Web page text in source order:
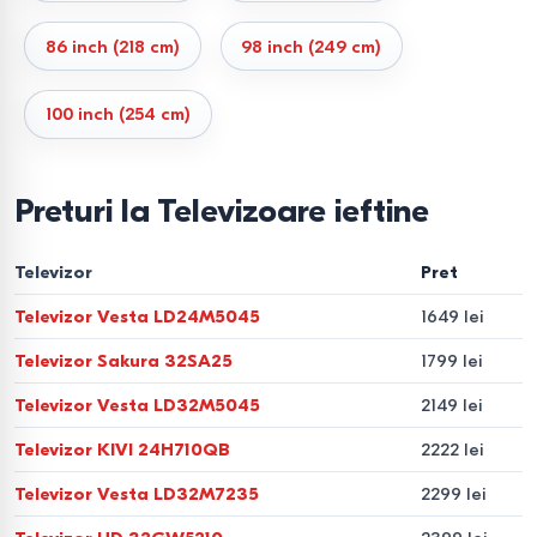
Mini-LED Ridicat
Foarte
ridicată
Excelent
Perfect
Rezoluția și diagonala: cum
alegi corect
4K este standardul optimpentru majoritatea
utilizatorilor. Rezoluția 8K nu oferă beneficii reale în lipsa
conținutului, iar Full HD rămâne relevant doar pentru
diagonale mici.
32–43″ — distanță până la 2 m
65″ — 2,5–3 m
86 inch (218 cm) 98 inch (249 cm)
100 inch (254 cm)
Preturi la Televizoare ieftine
Televizor Pret
Televizor Vesta LD24M5045 1649 lei
Televizor Sakura 32SA25 1799 lei
Televizor Vesta LD32M5045 2149 lei
Televizor KIVI 24H710QB 2222 lei
Televizor Vesta LD32M7235 2299 lei